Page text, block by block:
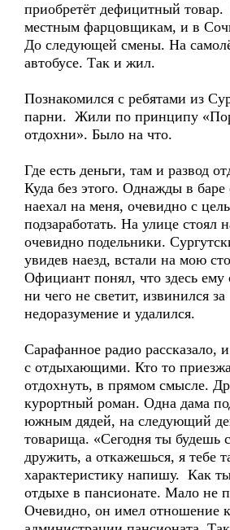
приобретёт дефицитный
местным фарцовщикам, и в
До следующей смены. На
автобусе. Так и жил.
Познакомился с ребятами из
парни. Жили по принципу
отдохни». Было на что.
Где есть деньги, там и развод
Куда без этого. Однажды в
наехал на меня, очевидно с
подзаработать. На улице стоял
очевидно подельники.
увидев наезд, встали на мою
Официант понял, что здесь ему
ни чего не светит, извинился за
недоразумение и удалился.
Сарафанное радио рассказало,
с отдыхающими. Кто то
отдохнуть, в прямом смысле.
курортный роман. Одна дама
южным дядей, на следующий
товарища. «Сегодня ты будешь
дружить, а откажешься, я тебе
характеристику напишу. Как
отдыхе в пансионате. Мало не
Очевидно, он имел отношение к